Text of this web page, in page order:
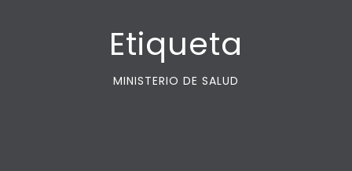
Etiqueta
MINISTERIO DE SALUD